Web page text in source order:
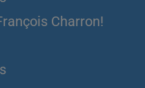
Charron!